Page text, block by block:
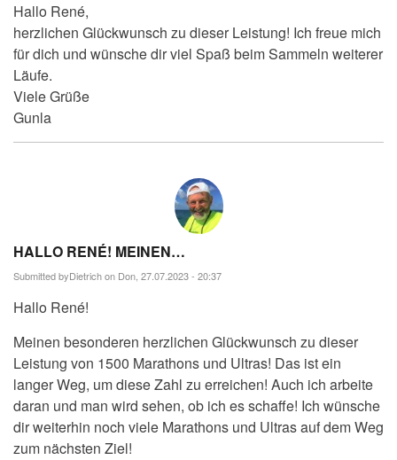
Hallo René,
herzlichen Glückwunsch zu dieser Leistung! Ich freue mich
für dich und wünsche dir viel Spaß beim Sammeln weiterer
Läufe.
Viele Grüße
Gunla
HALLO RENÉ! MEINEN…
Submitted byDietrichon Don, 27.07.2023 - 20:37
Hallo René!
Meinen besonderen herzlichen Glückwunsch zu dieser
Leistung von 1500 Marathons und Ultras! Das ist ein
langer Weg, um diese Zahl zu erreichen! Auch ich arbeite
daran und man wird sehen, ob ich es schaffe! Ich wünsche
dir weiterhin noch viele Marathons und Ultras auf dem Weg
zum nächsten Ziel!